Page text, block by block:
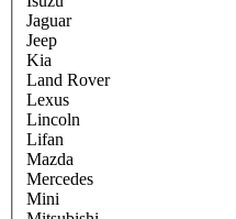
Jaguar
Jeep
Kia
Land Rover
Lexus
Lincoln
Lifan
Mazda
Mercedes
Mini